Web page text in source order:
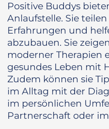
Positive Buddys
Anlaufstelle. Sie
Erfahrungen und
abzubauen. Sie
moderner Therapien
gesundes Leben mit
Zudem können sie
im Alltag mit der
im persönlichen
Partnerschaft oder